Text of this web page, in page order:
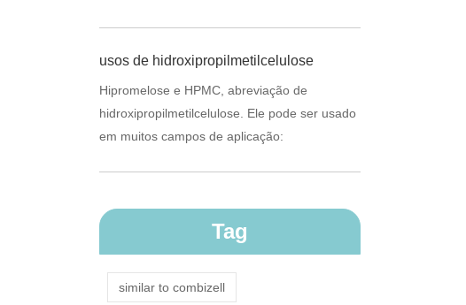
usos de hidroxipropilmetilcelulose
Hipromelose e HPMC, abreviação de
hidroxipropilmetilcelulose. Ele pode ser usado
em muitos campos de aplicação:
Tag
similar to combizell